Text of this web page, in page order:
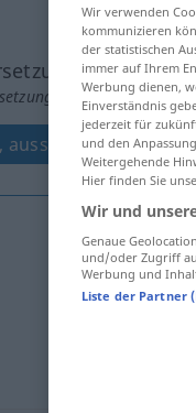
anklicken/antippen)
ausstoßen
Wir verwenden
kommunizieren
der statistischen
immer auf Ihrem
Werbung dienen,
Einverständnis
jederzeit für
und den
Weitergehende
Hier finden Sie
Wir und
Genaue
und/oder Zugriff
Werbung und
Liste der Partner